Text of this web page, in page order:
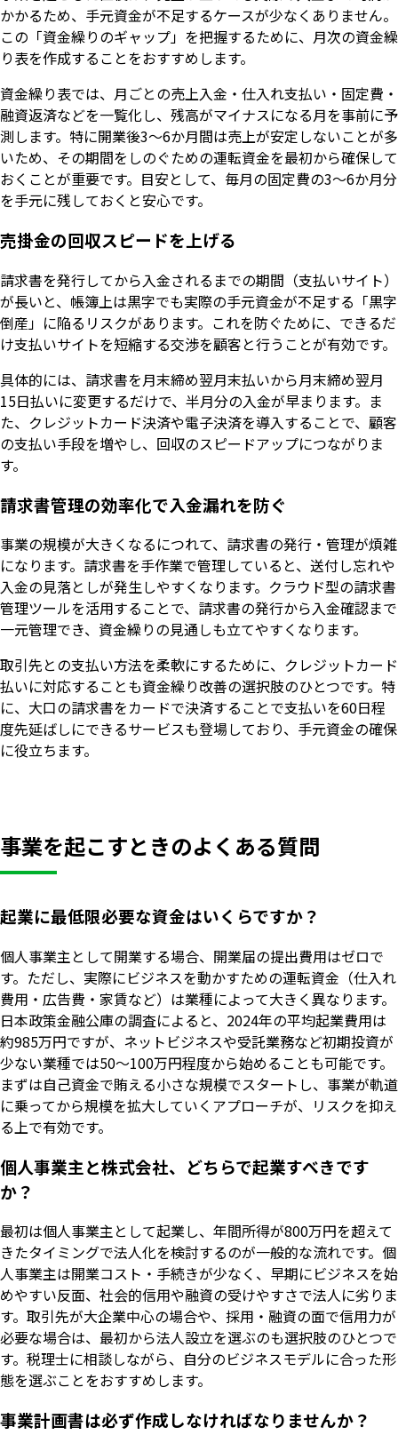
かかるため、手元資金が不足するケースが少なくありません。
この「資金繰りのギャップ」を把握するために、月次の資金繰
り表を作成することをおすすめします。
資金繰り表では、月ごとの売上入金・仕入れ支払い・固定費・
融資返済などを一覧化し、残高がマイナスになる月を事前に予
測します。特に開業後3〜6か月間は売上が安定しないことが多
いため、その期間をしのぐための運転資金を最初から確保して
おくことが重要です。目安として、毎月の固定費の3〜6か月分
を手元に残しておくと安心です。
売掛金の回収スピードを上げる
請求書を発行してから入金されるまでの期間（支払いサイト）
が長いと、帳簿上は黒字でも実際の手元資金が不足する「黒字
倒産」に陥るリスクがあります。これを防ぐために、できるだ
け支払いサイトを短縮する交渉を顧客と行うことが有効です。
具体的には、請求書を月末締め翌月末払いから月末締め翌月
15日払いに変更するだけで、半月分の入金が早まります。ま
た、クレジットカード決済や電子決済を導入することで、顧客
の支払い手段を増やし、回収のスピードアップにつながりま
す。
請求書管理の効率化で入金漏れを防ぐ
事業の規模が大きくなるにつれて、請求書の発行・管理が煩雑
になります。請求書を手作業で管理していると、送付し忘れや
入金の見落としが発生しやすくなります。クラウド型の請求書
管理ツールを活用することで、請求書の発行から入金確認まで
一元管理でき、資金繰りの見通しも立てやすくなります。
取引先との支払い方法を柔軟にするために、クレジットカード
払いに対応することも資金繰り改善の選択肢のひとつです。特
に、大口の請求書をカードで決済することで支払いを60日程
度先延ばしにできるサービスも登場しており、手元資金の確保
に役立ちます。
事業を起こすときのよくある質問
起業に最低限必要な資金はいくらですか？
個人事業主として開業する場合、開業届の提出費用はゼロで
す。ただし、実際にビジネスを動かすための運転資金（仕入れ
費用・広告費・家賃など）は業種によって大きく異なります。
日本政策金融公庫の調査によると、2024年の平均起業費用は
約985万円ですが、ネットビジネスや受託業務など初期投資が
少ない業種では50〜100万円程度から始めることも可能です。
まずは自己資金で賄える小さな規模でスタートし、事業が軌道
に乗ってから規模を拡大していくアプローチが、リスクを抑え
る上で有効です。
個人事業主と株式会社、どちらで起業すべきです
か？
最初は個人事業主として起業し、年間所得が800万円を超えて
きたタイミングで法人化を検討するのが一般的な流れです。個
人事業主は開業コスト・手続きが少なく、早期にビジネスを始
めやすい反面、社会的信用や融資の受けやすさで法人に劣りま
す。取引先が大企業中心の場合や、採用・融資の面で信用力が
必要な場合は、最初から法人設立を選ぶのも選択肢のひとつで
す。税理士に相談しながら、自分のビジネスモデルに合った形
態を選ぶことをおすすめします。
事業計画書は必ず作成しなければなりませんか？